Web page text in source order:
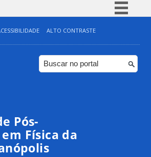
Simplifique!
Comunica BR
Participe
ALTO CONTRASTE
Pós-
Física da